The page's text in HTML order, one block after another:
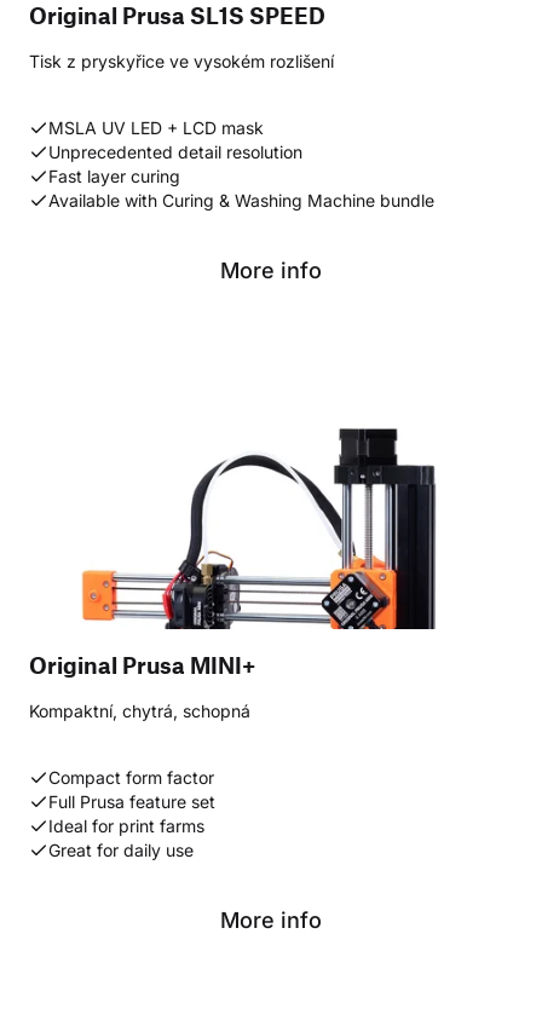
Original Prusa SL1S SPEED
Tisk z pryskyřice ve vysokém rozlišení
MSLA UV LED + LCD mask
Unprecedented detail resolution
Fast layer curing
Available with Curing & Washing Machine bundle
More info
Original Prusa MINI+
Kompaktní, chytrá, schopná
Compact form factor
Full Prusa feature set
Ideal for print farms
Great for daily use
More info